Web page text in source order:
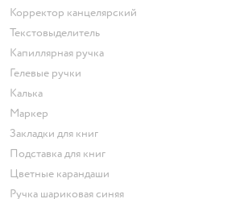
Корректор канцелярский
Текстовыделитель
Капиллярная ручка
Гелевые ручки
Калька
Маркер
Закладки для книг
Подставка для книг
Цветные карандаши
Ручка шариковая синяя